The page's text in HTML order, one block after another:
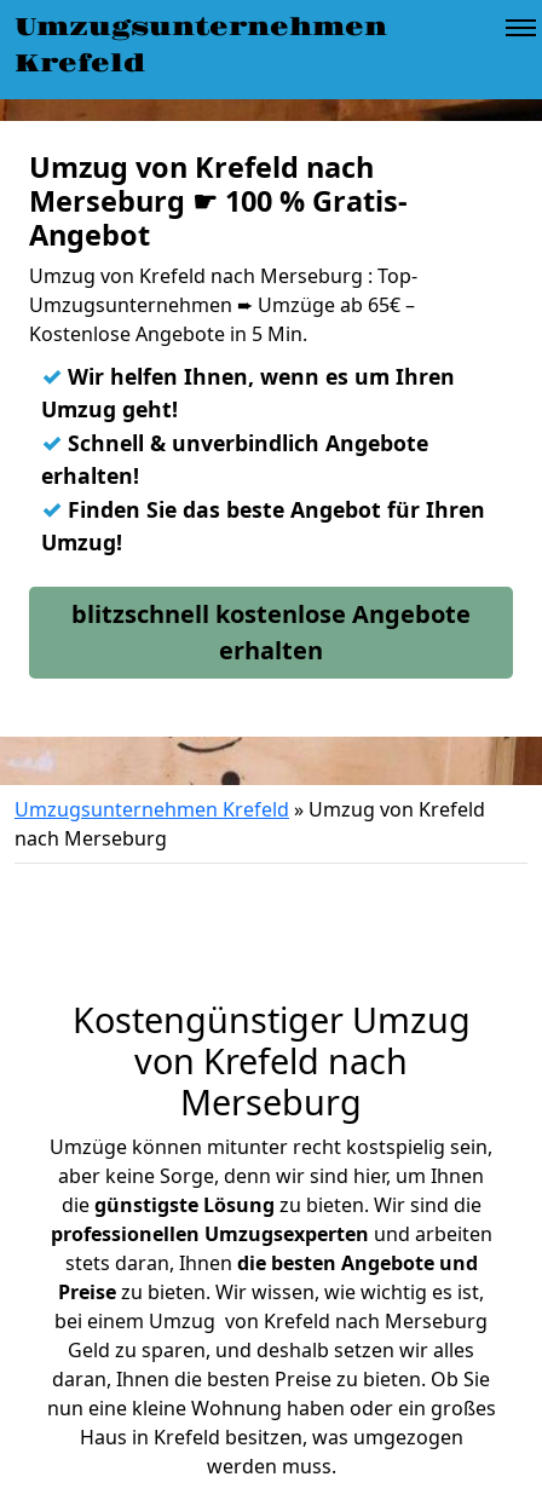
Umzugsunternehmen
Krefeld
Umzug von Krefeld nach
Merseburg ☛ 100 % Gratis-
Angebot
Umzug von Krefeld nach Merseburg : Top-
Umzugsunternehmen ➨ Umzüge ab 65€ –
Kostenlose Angebote in 5 Min.
✓ Wir helfen Ihnen, wenn es um Ihren
Umzug geht!
✓ Schnell & unverbindlich Angebote
erhalten!
✓ Finden Sie das beste Angebot für Ihren
Umzug!
blitzschnell kostenlose Angebote
erhalten
Umzugsunternehmen Krefeld » Umzug von Krefeld
nach Merseburg
Kostengünstiger Umzug
von Krefeld nach
Merseburg
Umzüge können mitunter recht kostspielig sein,
aber keine Sorge, denn wir sind hier, um Ihnen
diegünstigste Lösung zu bieten. Wir sind die
professionellen Umzugsexperten und arbeiten
stets daran, Ihnen die besten Angebote und
Preisezu bieten. Wir wissen, wie wichtig es ist,
bei einem Umzug von Krefeld nach Merseburg
Geld zu sparen, und deshalb setzen wir alles
daran, Ihnen die besten Preise zu bieten. Ob Sie
nun eine kleine Wohnung haben oder ein großes
Haus in Krefeld besitzen, was umgezogen
werden muss.